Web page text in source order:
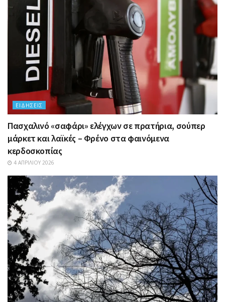
ΕΙΔΉΣΕΙΣ
Πασχαλινό «σαφάρι» ελέγχων σε πρατήρια, σούπερ
μάρκετ και λαϊκές – Φρένο στα φαινόμενα
κερδοσκοπίας
4 ΑΠΡΙΛΊΟΥ 2026